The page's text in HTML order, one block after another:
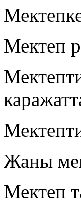
Мектеп
Жаны
Мектеп